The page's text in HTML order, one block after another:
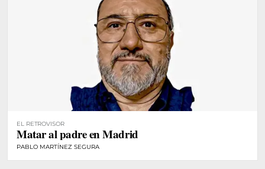
EL RETROVISOR
Matar al padre en Madrid
PABLO MARTÍNEZ SEGURA